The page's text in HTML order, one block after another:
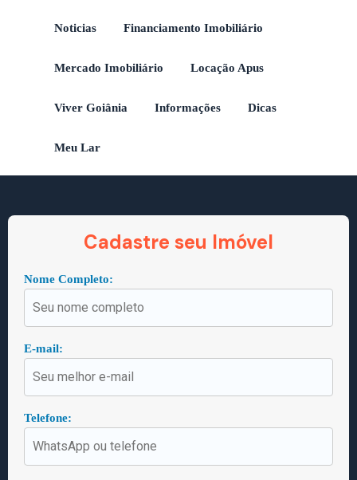
Noticias Financiamento Imobiliário
Mercado Imobiliário Locação Apus
Viver Goiânia Informações Dicas
Meu Lar
Cadastre seu Imóvel
Nome Completo:
E-mail:
Telefone: